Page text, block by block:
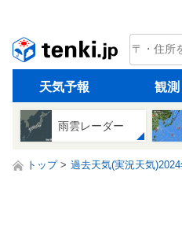
tenki.jp
天気予報 観測
雨雲レーダー
トップ 過去天気(実況天気)2024